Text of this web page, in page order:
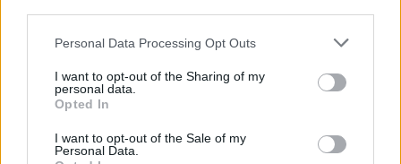
Please note that this website/app uses one or more Google
not limited to your visit or usage behaviour. You may click to
grant or deny consent to Google and its third-party tags to
use your data for below specified purposes in below Google
consent section.
Personal Data Processing Opt Outs
I want to opt-out of the Sharing of my
personal data.
Opted In
I want to opt-out of the Sale of my
Personal Data.
ολοκληρωθεί το έργο δεν θα χρειαστεί να διακοπεί η